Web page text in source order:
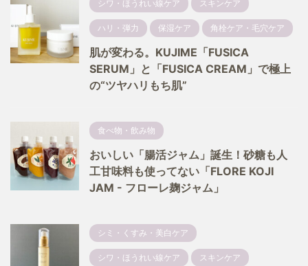
シワ・ほうれい線ケア スキンケア
ハリ・弾力 保湿ケア 角栓ケア・毛穴ケア
肌が変わる。KUJIME「FUSICA
SERUM」と「FUSICA CREAM」で極上
の“ツヤハリもち肌”
食べ物・飲み物
おいしい「腸活ジャム」誕生！砂糖も人
工甘味料も使ってない「FLORE KOJI
JAM - フローレ麹ジャム」
シミ・くすみ・美白ケア
シワ・ほうれい線ケア スキンケア